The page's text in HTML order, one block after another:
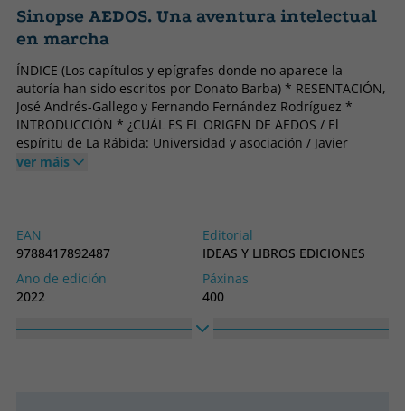
Sinopse AEDOS. Una aventura intelectual
en marcha
ÍNDICE (Los capítulos y epígrafes donde no aparece la
autoría han sido escritos por Donato Barba) * RESENTACIÓN,
José Andrés-Gallego y Fernando Fernández Rodríguez *
INTRODUCCIÓN * ¿CUÁL ES EL ORIGEN DE AEDOS / El
espíritu de La Rábida: Universidad y asociación / Javier
Hernández Pacheco: De viejos amigos y proyectos nuevos y
* LOS COMIENZOS DE AEDOS / Juan José Pérez Soba: Un
servicio nuevo en la sabiduría de una amistad / El íter
fundacional de AEDOS / La consolidación de aedos: Las
encíclicas "Sollicitudo rei socialis" y "Centesimus annus" /
Santiago García Echevarría: Impacto de la
interdisciplinariedad en el desarrollo de la persona: la
contribución de aedos como institución * LOS CAPÍTULOS
ver máis
EAN
9788417892487
Editorial
IDEAS Y LIBROS EDICIONES
Ano de edición
2022
Páxinas
400
Idioma